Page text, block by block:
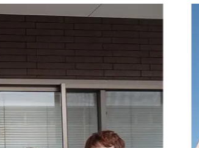
キャリアプランのサポート
我々の原点